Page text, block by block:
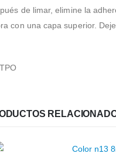
de limar, elimine la
con una capa superior.